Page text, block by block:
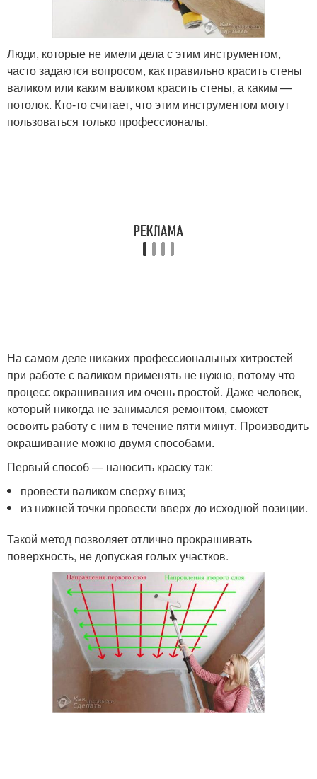
Люди, которые не имели дела с этим инструментом,
часто задаются вопросом, как правильно красить стены
валиком или каким валиком красить стены, а каким —
потолок. Кто-то считает, что этим инструментом могут
пользоваться только профессионалы.
На самом деле никаких профессиональных хитростей
при работе с валиком применять не нужно, потому что
процесс окрашивания им очень простой. Даже человек,
который никогда не занимался ремонтом, сможет
освоить работу с ним в течение пяти минут. Производить
окрашивание можно двумя способами.
Первый способ — наносить краску так:
провести валиком сверху вниз;
из нижней точки провести вверх до исходной позиции.
Такой метод позволяет отлично прокрашивать
поверхность, не допуская голых участков.